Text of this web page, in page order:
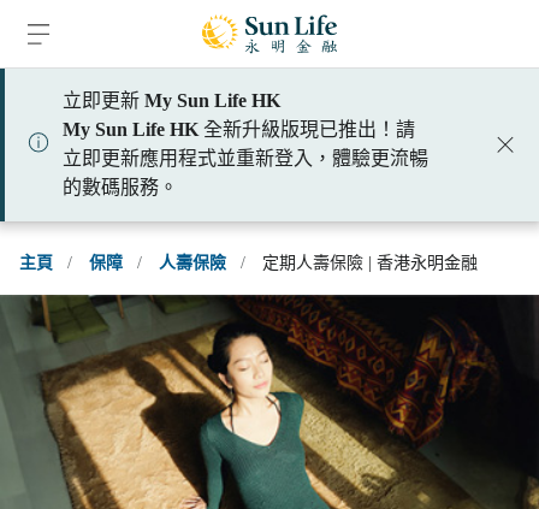
立即更新 My Sun Life HK
My Sun Life HK 全新升級版現已推出！請
立即更新應用程式並重新登入，體驗更流暢
的數碼服務。
主頁 / 保障 / 人壽保險 / 定期人壽保險 | 香港永明金融